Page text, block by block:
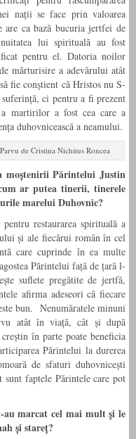
nații se face prin valoarea
ca bază bucuria jertfei de
lui spirituală au fost
pentru el. Datoria noilor
mărturisire a adevărului atât
fie conștient că Hristos nu S-
ci pentru a fi prezent
a martirilor a fost cea care a
duhovnicească a neamului.
de Cristina Nichitus Roncea
moștenirii Părintelui Justin
ar putea tinerii, tinerele
marelui Duhovnic?
restaurarea spirituală a
și ale fiecărui român în cel
care cuprinde în ea multe
Părintelui față de țară l-
suflete pregătite de jertfă,
afirma adeseori că fiecare
bun. Nenumăratele minuni
atât în viață, cât și după
în parte poate beneficia
Părintelui la durerea
de sfaturi duhovnicești
faptele Părintele care pot
marcat cel mai mult și le
și stareț?